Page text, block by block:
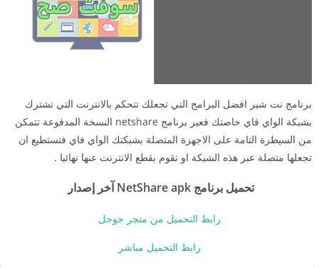
برنامج نت شير افضل البرامج التي تجعلك تتحكم بالانترنت التي تشترك
بشبكة الواي فاي خاصتك فعبر برنامج netshare النسخة المدفوعة تتمكن
من السيطرة التامة على الاجهزة المتصلة بشبكتك الواي فاي فتستطيع ان
تجعلها متصلة عبر هذه الشبكة او تقوم بقطع الانترنت عنها نهائيا .
تحميل برنامج NetShare apk آخر إصدار
رابط التحميل من متجر جوجل
رابط التحميل مباشر